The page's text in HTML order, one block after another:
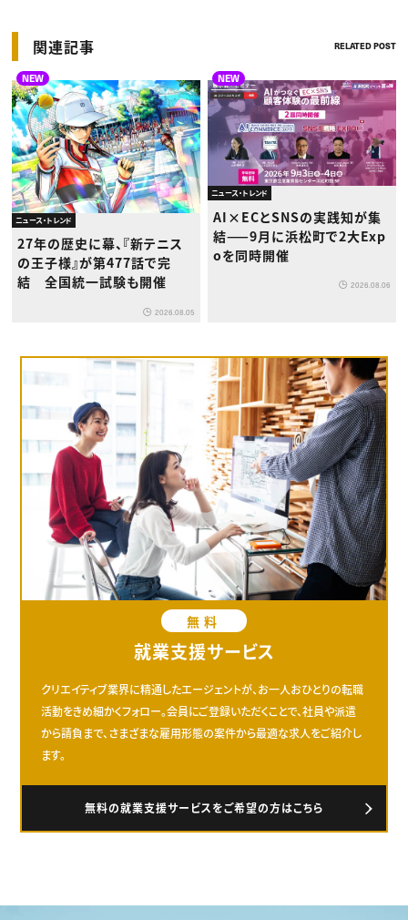
関連記事 RELATED POST
NEW
ニュース・トレンド
27年の歴史に幕、『新テニス
の王子様』が第477話で完
結 全国統一試験も開催
2026.08.05
NEW
ニュース・トレンド
AI×ECとSNSの実践知が集
結——9月に浜松町で2大Exp
oを同時開催
2026.08.06
無料
就業支援サービス
クリエイティブ業界に精通したエージェントが、お一人おひとりの転職
活動をきめ細かくフォロー。会員にご登録いただくことで、社員や派遣
から請負まで、さまざまな雇用形態の案件から最適な求人をご紹介し
ます。
無料の就業支援サービスをご希望の方はこちら